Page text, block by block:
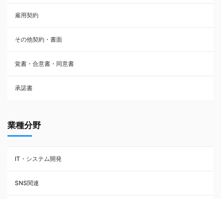
株主総会議事録・関連書類
請負契約
フランチャイズ契約
賃貸借契約
雇用契約
その他契約・書面
覚書・合意書・同意書
承諾書
業種分野
IT・システム開発
SNS関連